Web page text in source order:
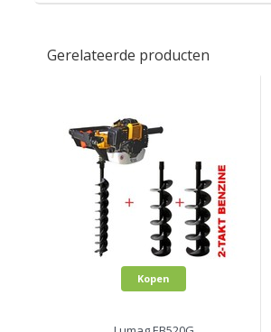
Gerelateerde producten
Kopen